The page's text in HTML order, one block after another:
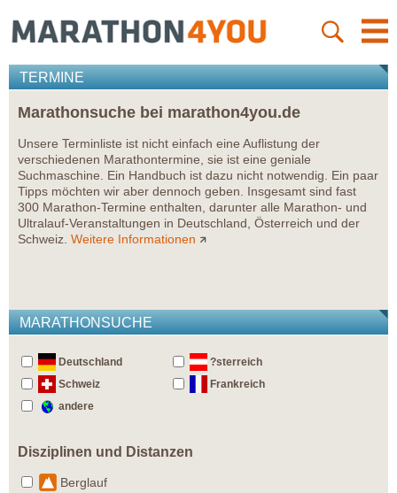
TERMINE
Marathonsuche bei marathon4you.de
Unsere Terminliste ist nicht einfach eine Auflistung der
verschiedenen Marathontermine, sie ist eine geniale
Suchmaschine. Ein Handbuch ist dazu nicht notwendig. Ein paar
Tipps möchten wir aber dennoch geben. Insgesamt sind fast
300 Marathon-Termine enthalten, darunter alle Marathon- und
Ultralauf-Veranstaltungen in Deutschland, Österreich und der
Schweiz. Weitere Informationen
MARATHONSUCHE
Deutschland
?sterreich
Schweiz
Frankreich
andere
Disziplinen und Distanzen
Berglauf